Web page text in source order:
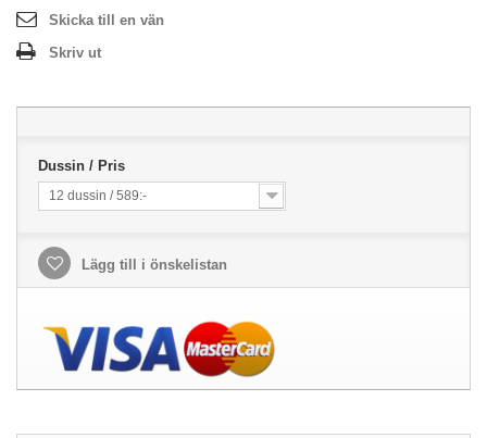
Skicka till en vän
Skriv ut
Dussin / Pris
12 dussin / 589:-
Lägg till i önskelistan